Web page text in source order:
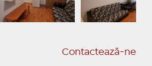
Contactează-ne